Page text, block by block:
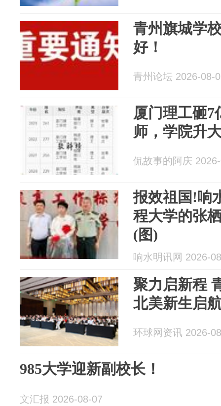
青州旗城学
好！
青州论坛 2026-08-
厦门理工砸7
师，学院升
侃故事的阿庆
报效祖国!响
程大学的张
(图)
响水明讯网 2026-
聚力启新程
北美新生启
环球网资讯 2026-
985大学迎新副校长！
文汇报 2026-08-07